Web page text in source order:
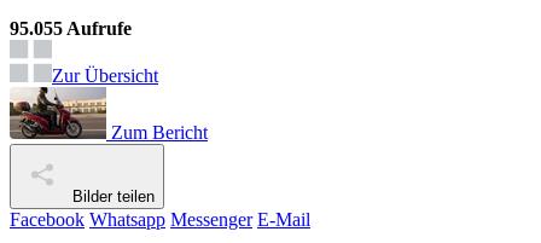
95.055 Aufrufe
Zur Übersicht
Zum Bericht
Bilder teilen
Facebook Whatsapp Messenger E-Mail